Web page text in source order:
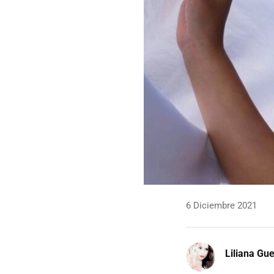
6 Diciembre 2021
Liliana